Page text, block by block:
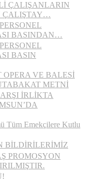
ÇALIŞANLARIN
ÇALIŞTAY…
BASINDAN…
BASIN
OPERA VE BALESİ
METNİ
İRLİKTA
Tüm Emekçilere Kutlu
BİLDİRİLERİMİZ
PROMOSYON